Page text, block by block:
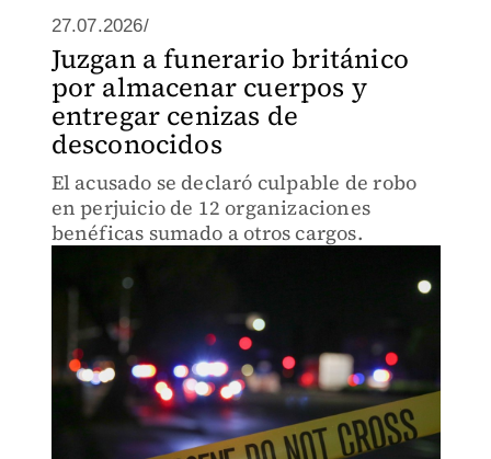
27.07.2026/
Juzgan a funerario británico
por almacenar cuerpos y
entregar cenizas de
desconocidos
El acusado se declaró culpable de robo
en perjuicio de 12 organizaciones
benéficas sumado a otros cargos.